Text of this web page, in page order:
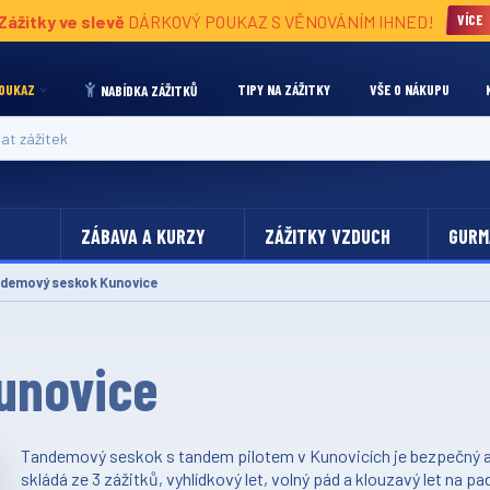
ve slevě DÁRKOVÝ POUKAZ S VĚNOVÁNÍM IHNED! VÍCE
NABÍDKA ZÁŽITKŮ TIPY NA ZÁŽITKY VŠE O NÁKUPU
ZÁBAVA A KURZY ZÁŽITKY VZDUCH
seskok Kunovice
Tandemový seskok s tandem pilotem v Kunovicích je
skládá ze 3 zážitků, vyhlídkový let, volný pád a klouzavý let na